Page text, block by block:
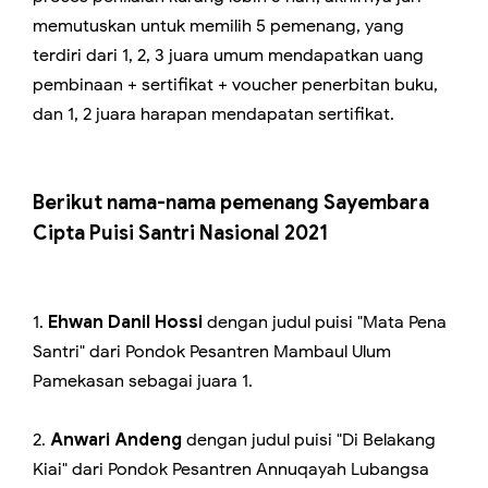
memutuskan untuk memilih 5 pemenang, yang
terdiri dari 1, 2, 3 juara umum mendapatkan uang
pembinaan + sertifikat + voucher penerbitan buku,
dan 1, 2 juara harapan mendapatan sertifikat.
Berikut nama-nama pemenang Sayembara
Cipta Puisi Santri Nasional 2021
1. Ehwan Danil Hossi dengan judul puisi "Mata Pena
Santri" dari Pondok Pesantren Mambaul Ulum
Pamekasan sebagai juara 1.
2. Anwari Andeng dengan judul puisi "Di Belakang
Kiai" dari Pondok Pesantren Annuqayah Lubangsa